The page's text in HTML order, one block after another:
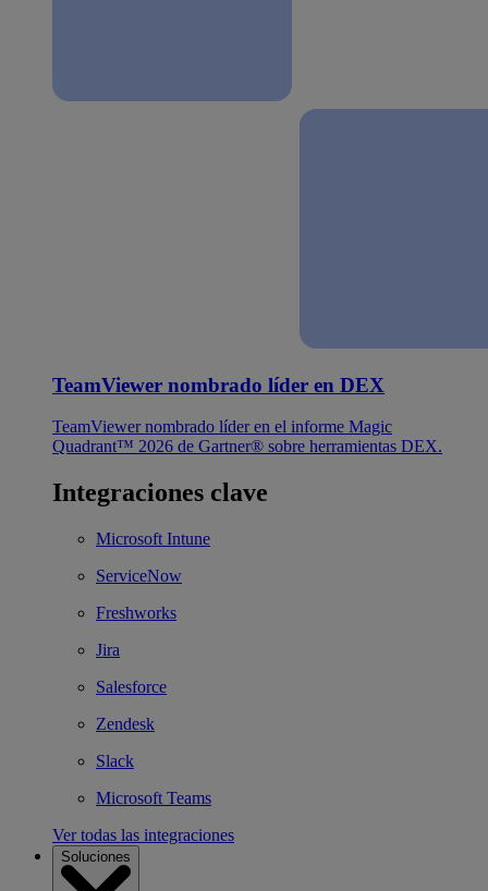
TeamViewer nombrado líder en DEX
TeamViewer nombrado líder en el informe Magic
Quadrant™ 2026 de Gartner® sobre herramientas DEX.
Integraciones clave
Microsoft Intune
ServiceNow
Freshworks
Jira
Salesforce
Zendesk
Slack
Microsoft Teams
Ver todas las integraciones
Soluciones